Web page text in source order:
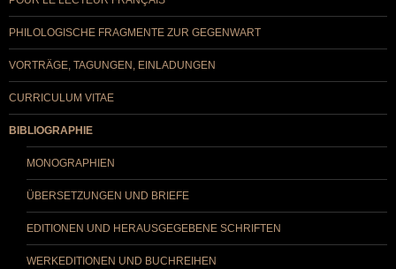
PHILOLOGISCHE FRAGMENTE ZUR GEGENWART
VORTRÄGE, TAGUNGEN, EINLADUNGEN
CURRICULUM VITAE
BIBLIOGRAPHIE
MONOGRAPHIEN
ÜBERSETZUNGEN UND BRIEFE
EDITIONEN UND HERAUSGEGEBENE SCHRIFTEN
WERKEDITIONEN UND BUCHREIHEN